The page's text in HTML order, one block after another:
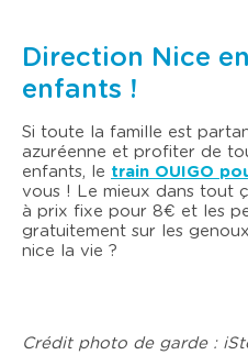
Direction Nice
enfants !
Si toute la famille est
azuréenne et profiter de
enfants, le train OUIGO
vous ! Le mieux dans tout
à prix fixe pour 8€ et les
gratuitement sur les
nice la vie ?
Crédit photo de garde :